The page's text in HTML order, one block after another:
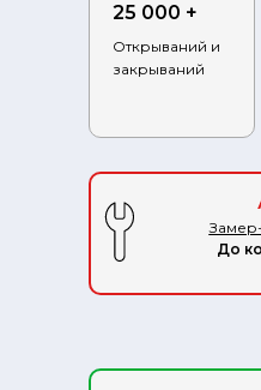
25 000 +
Открываний и
закрываний
До